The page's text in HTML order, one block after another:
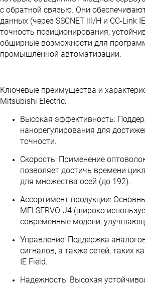
с обратной связью. Они
данных (через SSCNET III/H и CC-Link
точность позиционирования,
обширные возможности для
промышленной автоматизации.
Ключевые преимущества и
Mitsubishi Electric:
Высокая эффективность:
нанорегулирования для
точности.
Скорость: Применение
позволяет достичь времени
для множества осей (до 192).
Ассортимент продукции:
MELSERVO-J4 (широко
современные модели,
Управление: Поддержка
сигналов, а также сетей, таких
IE Field.
Надежность: Высокая